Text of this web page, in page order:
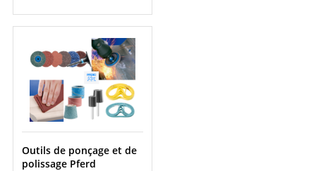
Outils de ponçage et de
polissage Pferd